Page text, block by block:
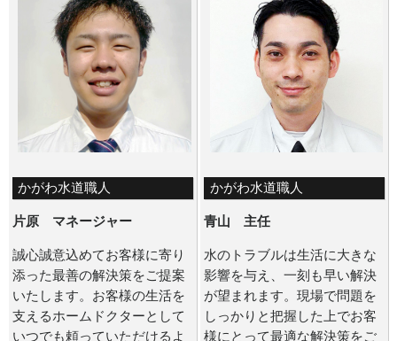
かがわ水道職人
片原 マネージャー
誠心誠意込めてお客様に寄り
添った最善の解決策をご提案
いたします。お客様の生活を
支えるホームドクターとして
いつでも頼っていただけるよ
かがわ水道職人
青山 主任
水のトラブルは生活に大きな
影響を与え、一刻も早い解決
が望まれます。現場で問題を
しっかりと把握した上でお客
様にとって最適な解決策をご